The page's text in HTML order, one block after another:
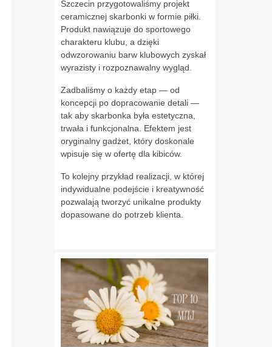
Szczecin przygotowaliśmy projekt
ceramicznej skarbonki w formie piłki.
Produkt nawiązuje do sportowego
charakteru klubu, a dzięki
odwzorowaniu barw klubowych zyskał
wyrazisty i rozpoznawalny wygląd.
Zadbaliśmy o każdy etap — od
koncepcji po dopracowanie detali —
tak aby skarbonka była estetyczna,
trwała i funkcjonalna. Efektem jest
oryginalny gadżet, który doskonale
wpisuje się w ofertę dla kibiców.
To kolejny przykład realizacji, w której
indywidualne podejście i kreatywność
pozwalają tworzyć unikalne produkty
dopasowane do potrzeb klienta.